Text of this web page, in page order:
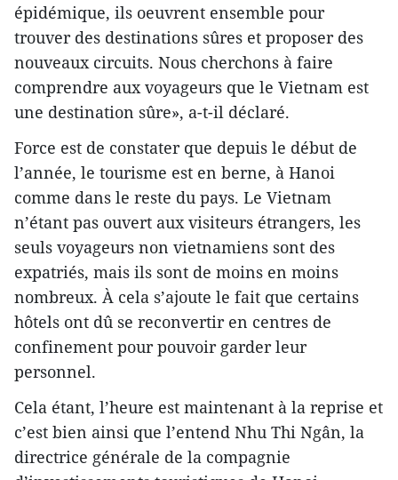
épidémique, ils oeuvrent ensemble pour
trouver des destinations sûres et proposer des
nouveaux circuits. Nous cherchons à faire
comprendre aux voyageurs que le Vietnam est
une destination sûre», a-t-il déclaré.
Force est de constater que depuis le début de
l’année, le tourisme est en berne, à Hanoi
comme dans le reste du pays. Le Vietnam
n’étant pas ouvert aux visiteurs étrangers, les
seuls voyageurs non vietnamiens sont des
expatriés, mais ils sont de moins en moins
nombreux. À cela s’ajoute le fait que certains
hôtels ont dû se reconvertir en centres de
confinement pour pouvoir garder leur
personnel.
Cela étant, l’heure est maintenant à la reprise et
c’est bien ainsi que l’entend Nhu Thi Ngân, la
directrice générale de la compagnie